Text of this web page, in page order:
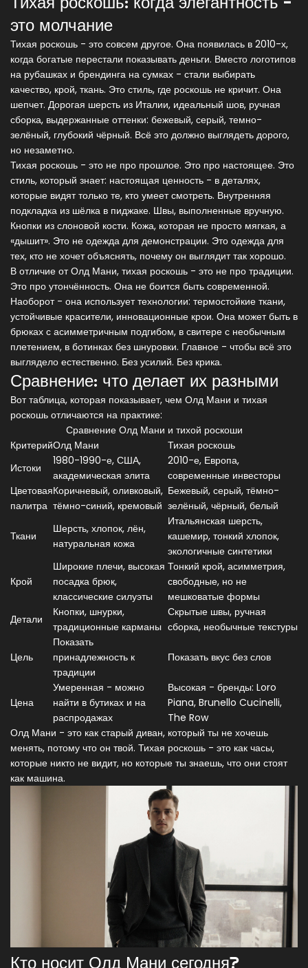
это молчание
Тихая роскошь - это совсем другое. Она появилась в 2010-х,
когда богатые перестали показывать деньги. Вместо логотипов
на рубашках и брендинга на сумках - стали выбирать
качество, крой, ткань. Это стиль, где роскошь не кричит. Она
шепчет. Дорогая шерсть из Италии, идеальный шов, ручная
сборка, выдержанные оттенки: бежевый, серый, темно-
зелёный, глубокий чёрный. Всё это должно выглядеть дорого,
но незаметно.
Тихая роскошь - это не про прошлое. Это про настоящее. Это
стиль, который знает: настоящая ценность - в деталях,
которые видят только те, кто умеет смотреть. Внутренняя
подкладка из шёлка в пиджаке. Швы, выполненные вручную.
Кнопки из слоновой кости. Кожа, которая не просто мягкая, а
«дышит». Это не одежда для демонстрации. Это одежда для
тех, кто не хочет объяснять, почему он выглядит так хорошо.
В отличие от Олд Мани, тихая роскошь - это не про традиции.
Это про утончённость. Она не боится быть современной.
Наоборот - она использует технологии: термостойкие ткани,
устойчивые красители, инновационные крои. Она может быть в
брюках с асимметричным подгибом, в свитере с необычным
плетением, в ботинках без шнуровки. Главное - чтобы всё это
выглядело естественно. Без усилий. Без крика.
Сравнение: что делает их разными
Вот таблица, которая показывает, чем Олд Мани и тихая
роскошь отличаются на практике:
Сравнение Олд Мани и тихой роскоши
КритерийОлд Мани
Тихая роскошь
Истоки
1980-1990-е, США,
академическая элита
2010-е, Европа,
современные инвесторы
Цветовая
палитра
Коричневый, оливковый,
тёмно-синий, кремовый
Бежевый, серый, тёмно-
зелёный, чёрный, белый
Ткани
Шерсть, хлопок, лён,
натуральная кожа
Итальянская шерсть,
кашемир, тонкий хлопок,
экологичные синтетики
Крой
Широкие плечи, высокая
посадка брюк,
классические силуэты
Тонкий крой, асимметрия,
свободные, но не
мешковатые формы
Детали
Кнопки, шнурки,
традиционные карманы
Скрытые швы, ручная
сборка, необычные текстуры
Цель
Показать
принадлежность к
традиции
Показать вкус без слов
Цена
Умеренная - можно
найти в бутиках и на
распродажах
Высокая - бренды: Loro
Piana, Brunello Cucinelli,
The Row
Олд Мани - это как старый диван, который ты не хочешь
менять, потому что он твой. Тихая роскошь - это как часы,
которые никто не видит, но которые ты знаешь, что они стоят
как машина.
Кто носит Олд Мани сегодня?